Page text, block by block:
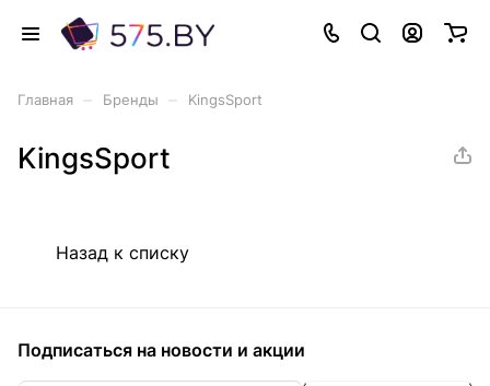
Главная Бренды KingsSport
KingsSport
Назад к списку
Подписаться на новости и акции